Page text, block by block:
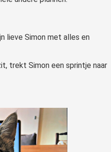
lieve Simon met alles en
trekt Simon een sprintje naar